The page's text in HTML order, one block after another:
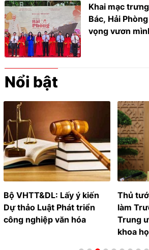
Khai mạc
Bác, Hải
vọng vươn
Nổi bật
Bộ VHTT&DL: Lấy ý kiến
Dự thảo Luật Phát triển
công nghiệp văn hóa
Thủ
làm
Trung
khoa